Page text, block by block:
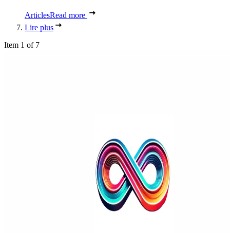
ArticlesRead more
Lire plus
Item 1 of 7